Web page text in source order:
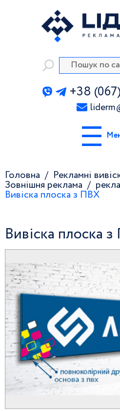
+38
liderm
Головна
Рекламні
Зовнішня реклама
Вивіска плоска з ПВХ
Вивіска плоска